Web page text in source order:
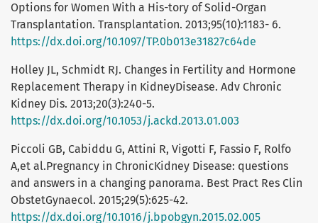
Options for Women With a His-tory of Solid-Organ
Transplantation. Transplantation. 2013;95(10):1183- 6.
https://dx.doi.org/10.1097/TP.0b013e31827c64de
Holley JL, Schmidt RJ. Changes in Fertility and Hormone
Replacement Therapy in KidneyDisease. Adv Chronic
Kidney Dis. 2013;20(3):240-5.
https://dx.doi.org/10.1053/j.ackd.2013.01.003
Piccoli GB, Cabiddu G, Attini R, Vigotti F, Fassio F, Rolfo
A,et al.Pregnancy in ChronicKidney Disease: questions
and answers in a changing panorama. Best Pract Res Clin
ObstetGynaecol. 2015;29(5):625-42.
https://dx.doi.org/10.1016/j.bpobgyn.2015.02.005